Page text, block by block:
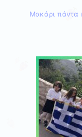
Μακάρι πάντα